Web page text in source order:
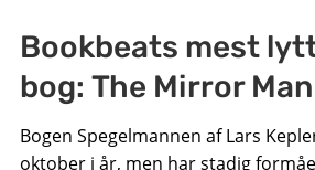
Bookbeats mest
bog: The Mirror Man
Bogen Spegelmannen af Lars
oktober i år, men har stadig